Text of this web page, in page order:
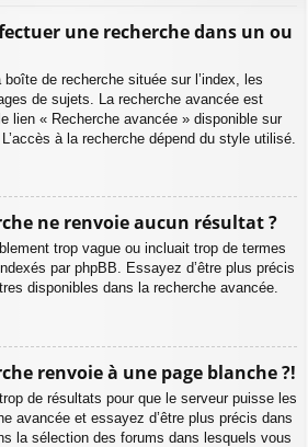
une recherche dans un ou
de recherche située sur l’index, les
de sujets. La recherche avancée est
lien « Recherche avancée » disponible sur
à la recherche dépend du style utilisé.
ne renvoie aucun résultat ?
trop vague ou incluait trop de termes
par phpBB. Essayez d’être plus précis
disponibles dans la recherche avancée.
renvoie à une page blanche ?!
de résultats pour que le serveur puisse les
avancée et essayez d’être plus précis dans
la sélection des forums dans lesquels vous